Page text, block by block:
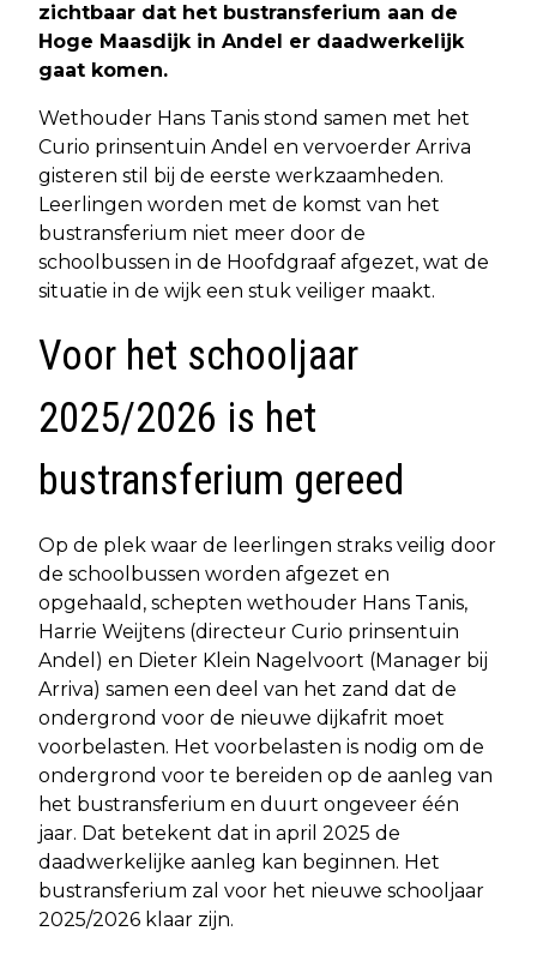
zichtbaar dat het bustransferium aan de
Hoge Maasdijk in Andel er daadwerkelijk
gaat komen.
Wethouder Hans Tanis stond samen met het
Curio prinsentuin Andel en vervoerder Arriva
gisteren stil bij de eerste werkzaamheden.
Leerlingen worden met de komst van het
bustransferium niet meer door de
schoolbussen in de Hoofdgraaf afgezet, wat de
situatie in de wijk een stuk veiliger maakt.
Voor het schooljaar
2025/2026 is het
bustransferium gereed
Op de plek waar de leerlingen straks veilig door
de schoolbussen worden afgezet en
opgehaald, schepten wethouder Hans Tanis,
Harrie Weijtens (directeur Curio prinsentuin
Andel) en Dieter Klein Nagelvoort (Manager bij
Arriva) samen een deel van het zand dat de
ondergrond voor de nieuwe dijkafrit moet
voorbelasten. Het voorbelasten is nodig om de
ondergrond voor te bereiden op de aanleg van
het bustransferium en duurt ongeveer één
jaar. Dat betekent dat in april 2025 de
daadwerkelijke aanleg kan beginnen. Het
bustransferium zal voor het nieuwe schooljaar
2025/2026 klaar zijn.